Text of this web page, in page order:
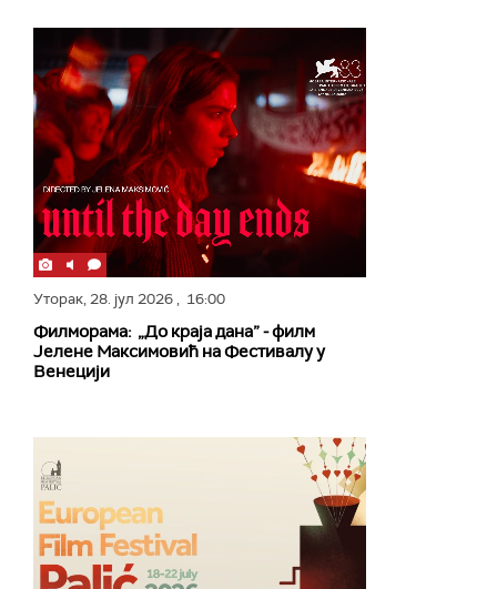
Уторак,28. јул 2026, 16:00
Филморама: „До краја дана” ‒ филм
Јелене Максимовић на Фестивалу у
Венецији